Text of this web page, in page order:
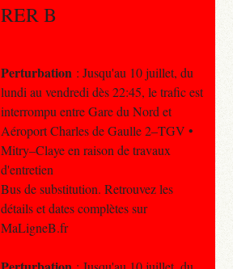
RER B
Perturbation : Jusqu'au 10 juillet, du
lundi au vendredi dès 22:45, le trafic est
interrompu entre Gare du Nord et
Aéroport Charles de Gaulle 2–TGV •
Mitry–Claye en raison de travaux
d'entretien
Bus de substitution. Retrouvez les
détails et dates complètes sur
MaLigneB.fr